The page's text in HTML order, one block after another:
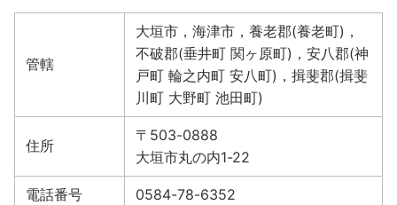
管轄
大垣市，海津市，養老郡(養老町)，
不破郡(垂井町 関ヶ原町)，安八郡(神
戸町 輪之内町 安八町)，揖斐郡(揖斐
川町 大野町 池田町)
住所
〒503-0888
大垣市丸の内1-22
電話番号 0584-78-6352